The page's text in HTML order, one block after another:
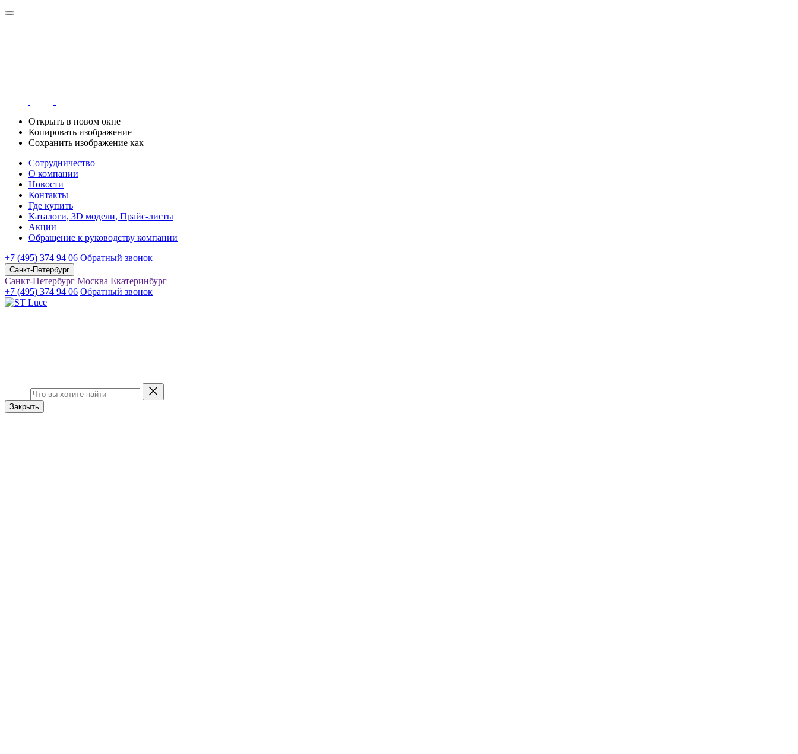
Открыть в новом окне
Копировать изображение
Сохранить изображение как
Сотрудничество
О компании
Новости
Контакты
Где купить
Каталоги, 3D модели, Прайс-листы
Акции
Обращение к руководству компании
+7 (495) 374 94 06 Обратный звонок
Санкт-Петербург
Санкт-Петербург Москва Екатеринбург
+7 (495) 374 94 06 Обратный звонок
Закрыть